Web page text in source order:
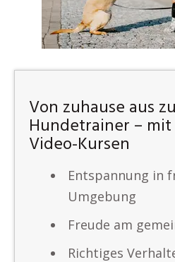
Von zuhause aus
Hundetrainer –
Video-Kursen
Entspannung in
Umgebung
Freude am
Richtiges